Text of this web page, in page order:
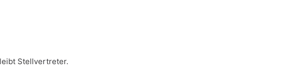
Stellvertreter.